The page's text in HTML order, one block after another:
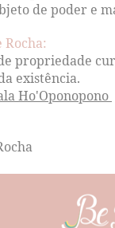
de poder e
propriedade
existência.
Ho'Oponopono